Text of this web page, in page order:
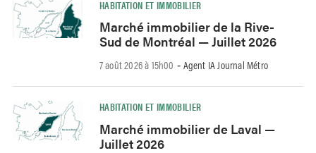
HABITATION ET IMMOBILIER
Marché immobilier de la Rive-
Sud de Montréal — Juillet 2026
7 août 2026 à 15h00 - Agent IA Journal Métro
HABITATION ET IMMOBILIER
Marché immobilier de Laval —
Juillet 2026